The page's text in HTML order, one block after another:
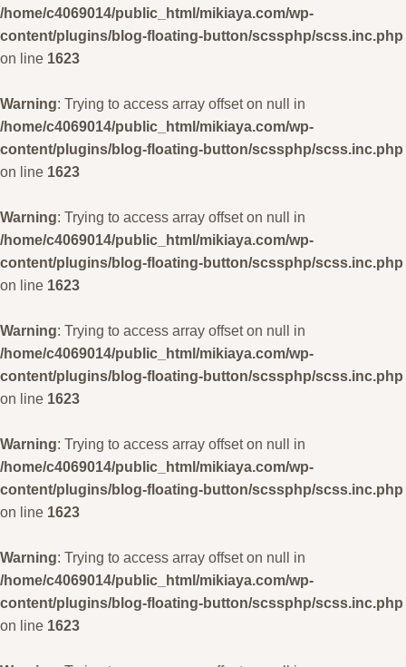
/home/c4069014/public_html/mikiaya.com/wp-
content/plugins/blog-floating-button/scssphp/scss.inc.php
on line 1623
Warning: Trying to access array offset on null in
/home/c4069014/public_html/mikiaya.com/wp-
content/plugins/blog-floating-button/scssphp/scss.inc.php
on line 1623
Warning: Trying to access array offset on null in
/home/c4069014/public_html/mikiaya.com/wp-
content/plugins/blog-floating-button/scssphp/scss.inc.php
on line 1623
Warning: Trying to access array offset on null in
/home/c4069014/public_html/mikiaya.com/wp-
content/plugins/blog-floating-button/scssphp/scss.inc.php
on line 1623
Warning: Trying to access array offset on null in
/home/c4069014/public_html/mikiaya.com/wp-
content/plugins/blog-floating-button/scssphp/scss.inc.php
on line 1623
Warning: Trying to access array offset on null in
/home/c4069014/public_html/mikiaya.com/wp-
content/plugins/blog-floating-button/scssphp/scss.inc.php
on line 1623